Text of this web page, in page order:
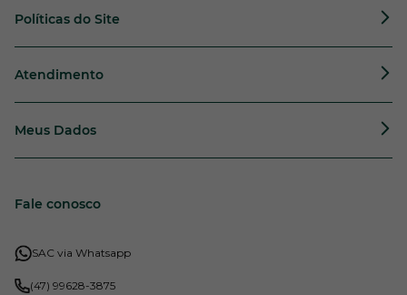
Políticas do Site
Atendimento
Meus Dados
Fale conosco
SAC via Whatsapp
(47) 99628-3875